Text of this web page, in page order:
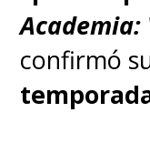
confirmó